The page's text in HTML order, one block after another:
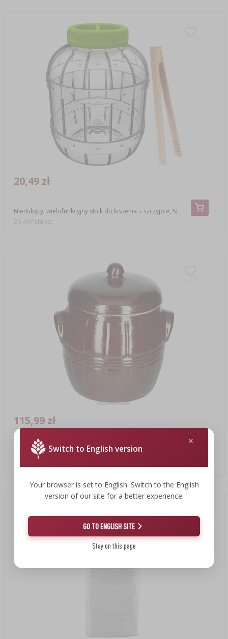
Nietłukący, wielofunkcyjny słoik do kiszenia + szczypce, 5L
20,49 zł
20,49 PLN/szt.
Kamionka - beczka 4,5l z pokrywką
115,99 zł
115,99 PLN/szt.
Switch to English version
Your browser is set to English. Switch to the English
version of our site for a better experience.
GO TO ENGLISH SITE
Stay on this page